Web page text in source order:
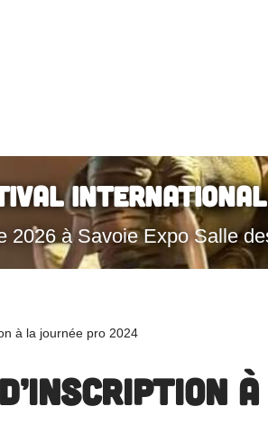
International
2026 à Savoie Expo Salle
à la journée pro 2024